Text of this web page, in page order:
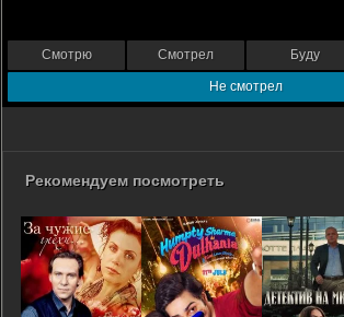
Смотрю Смотрел Буду
Не смотрел
Рекомендуем посмотреть